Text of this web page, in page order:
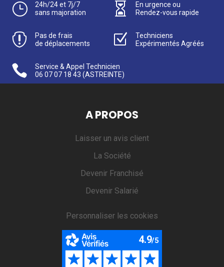
}
24h/24 et 7j/7
sans majoration

En urgence ou
Rendez-vous rapide

Pas de frais
de déplacements
Z
Techniciens
Expérimentés Agréés

Service & Appel Technicien
06 07 07 18 43 (ASTREINTE)
A PROPOS
Laisser un avis client
La Société
Devenir Franchisé
Devenir Salarié
Personnaliser les cookies